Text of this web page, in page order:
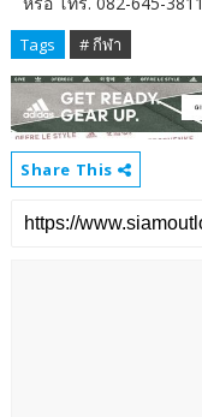
Tags # กีฬา
Share This